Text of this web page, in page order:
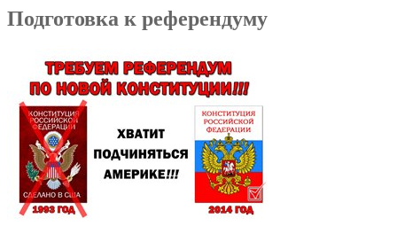
Подготовка к референдуму